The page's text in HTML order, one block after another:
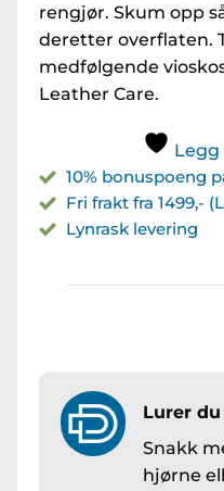
rengjør. Skum opp
deretter overflaten.
medfølgende
Leather Care.
Legg
10% bonuspoeng
Fri frakt fra 1499,-
Lynrask levering
Lurer du
Snakk
hjørne